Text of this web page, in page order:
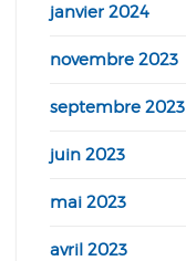
janvier 2024
novembre 2023
septembre 2023
juin 2023
mai 2023
avril 2023